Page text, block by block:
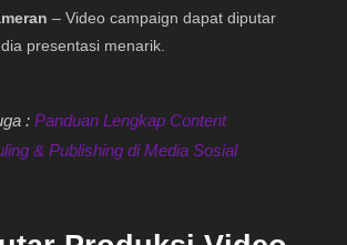
– Video campaign dapat diputar
presentasi menarik.
:Panduan Lengkap Content
& Publishing di Media Sosial